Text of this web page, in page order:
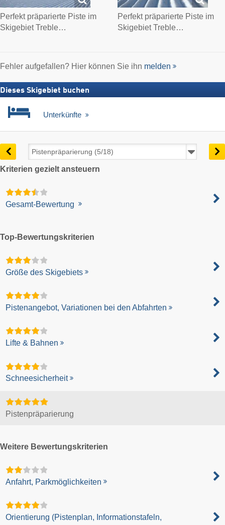
Perfekt präparierte Piste im
Skigebiet Treble…
Perfekt präparierte Piste im
Skigebiet Treble…
Fehler aufgefallen? Hier können Sie ihn melden
Dieses Skigebiet buchen
Unterkünfte
Kriterien gezielt ansteuern
Gesamt-Bewertung
Top-Bewertungskriterien
Größe des Skigebiets
Pistenangebot, Variationen bei den Abfahrten
Lifte & Bahnen
Schneesicherheit
Pistenpräparierung
Weitere Bewertungskriterien
Anfahrt, Parkmöglichkeiten
Orientierung (Pistenplan, Informationstafeln,